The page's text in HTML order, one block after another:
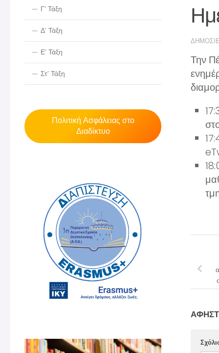
Την
Γ’ Τάξη
Δ’ Τάξη
Ε’ Τάξη
Στ’ Τάξη
Πολιτική Ασφάλειας στο
Διαδίκτυο